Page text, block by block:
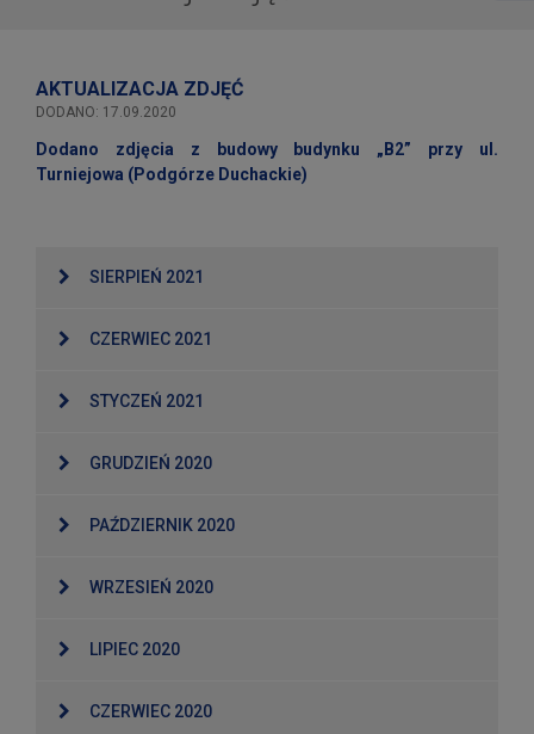
AKTUALIZACJA ZDJĘĆ
DODANO: 17.09.2020
Dodano zdjęcia z budowy budynku „B2” przy ul.
Turniejowa (Podgórze Duchackie)
SIERPIEŃ 2021
CZERWIEC 2021
STYCZEŃ 2021
GRUDZIEŃ 2020
PAŹDZIERNIK 2020
WRZESIEŃ 2020
LIPIEC 2020
CZERWIEC 2020